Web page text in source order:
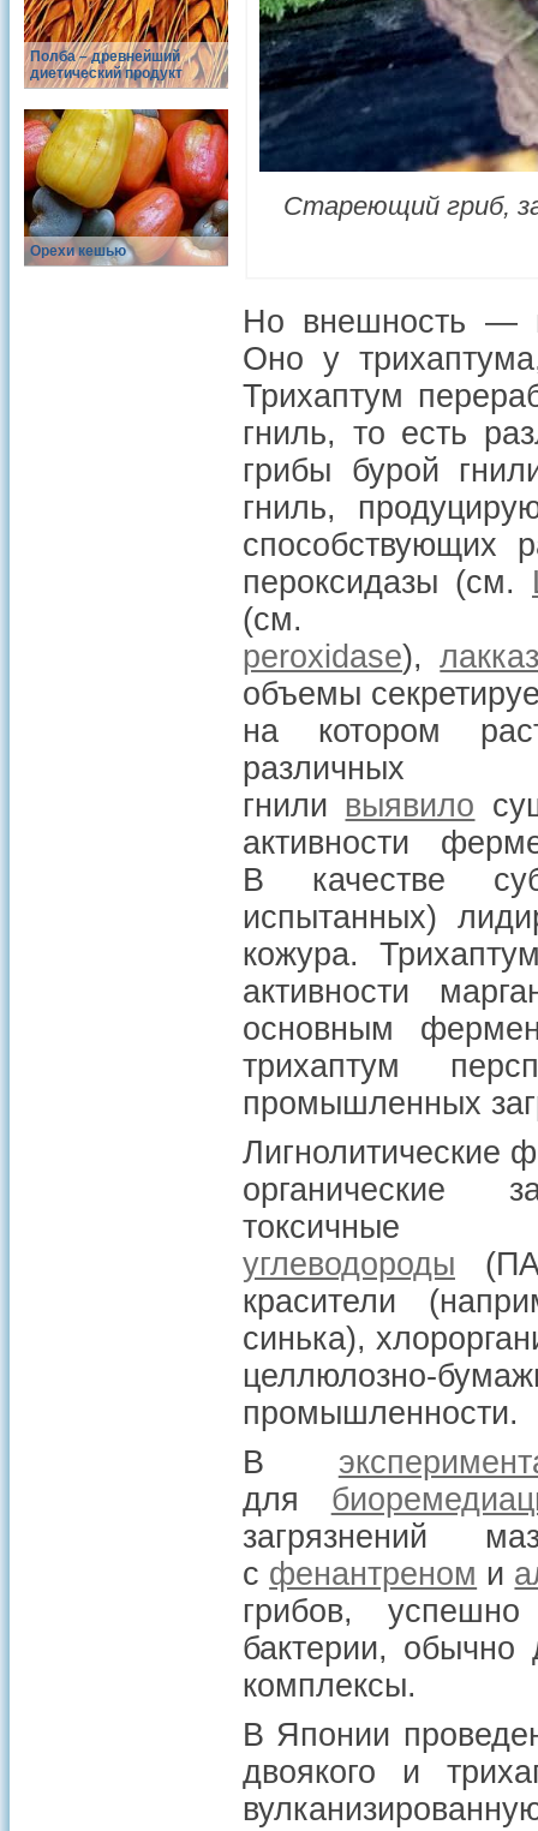
Полба – древнейший
диетический продукт
Орехи кешью
Стареющий гриб,
Но внешность —
Оно у
Трихаптум
гниль, то есть
грибы бурой
гниль,
способствующих
пероксидазы (см.
peroxidase),
объемы
на котором
различных
гнили выявило
активности
В качестве
испытанных)
кожура.
активности
основным
трихаптум
промышленных
Лигнолитические
органические
углеводороды
красители
синька),
целлюлозно-
промышленности.
В
для
загрязнений
с фенантреном и
грибов, успешно
бактерии, обычно
комплексы.
В Японии
двоякого и